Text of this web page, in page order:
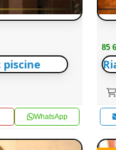
piscine
WhatsApp
85